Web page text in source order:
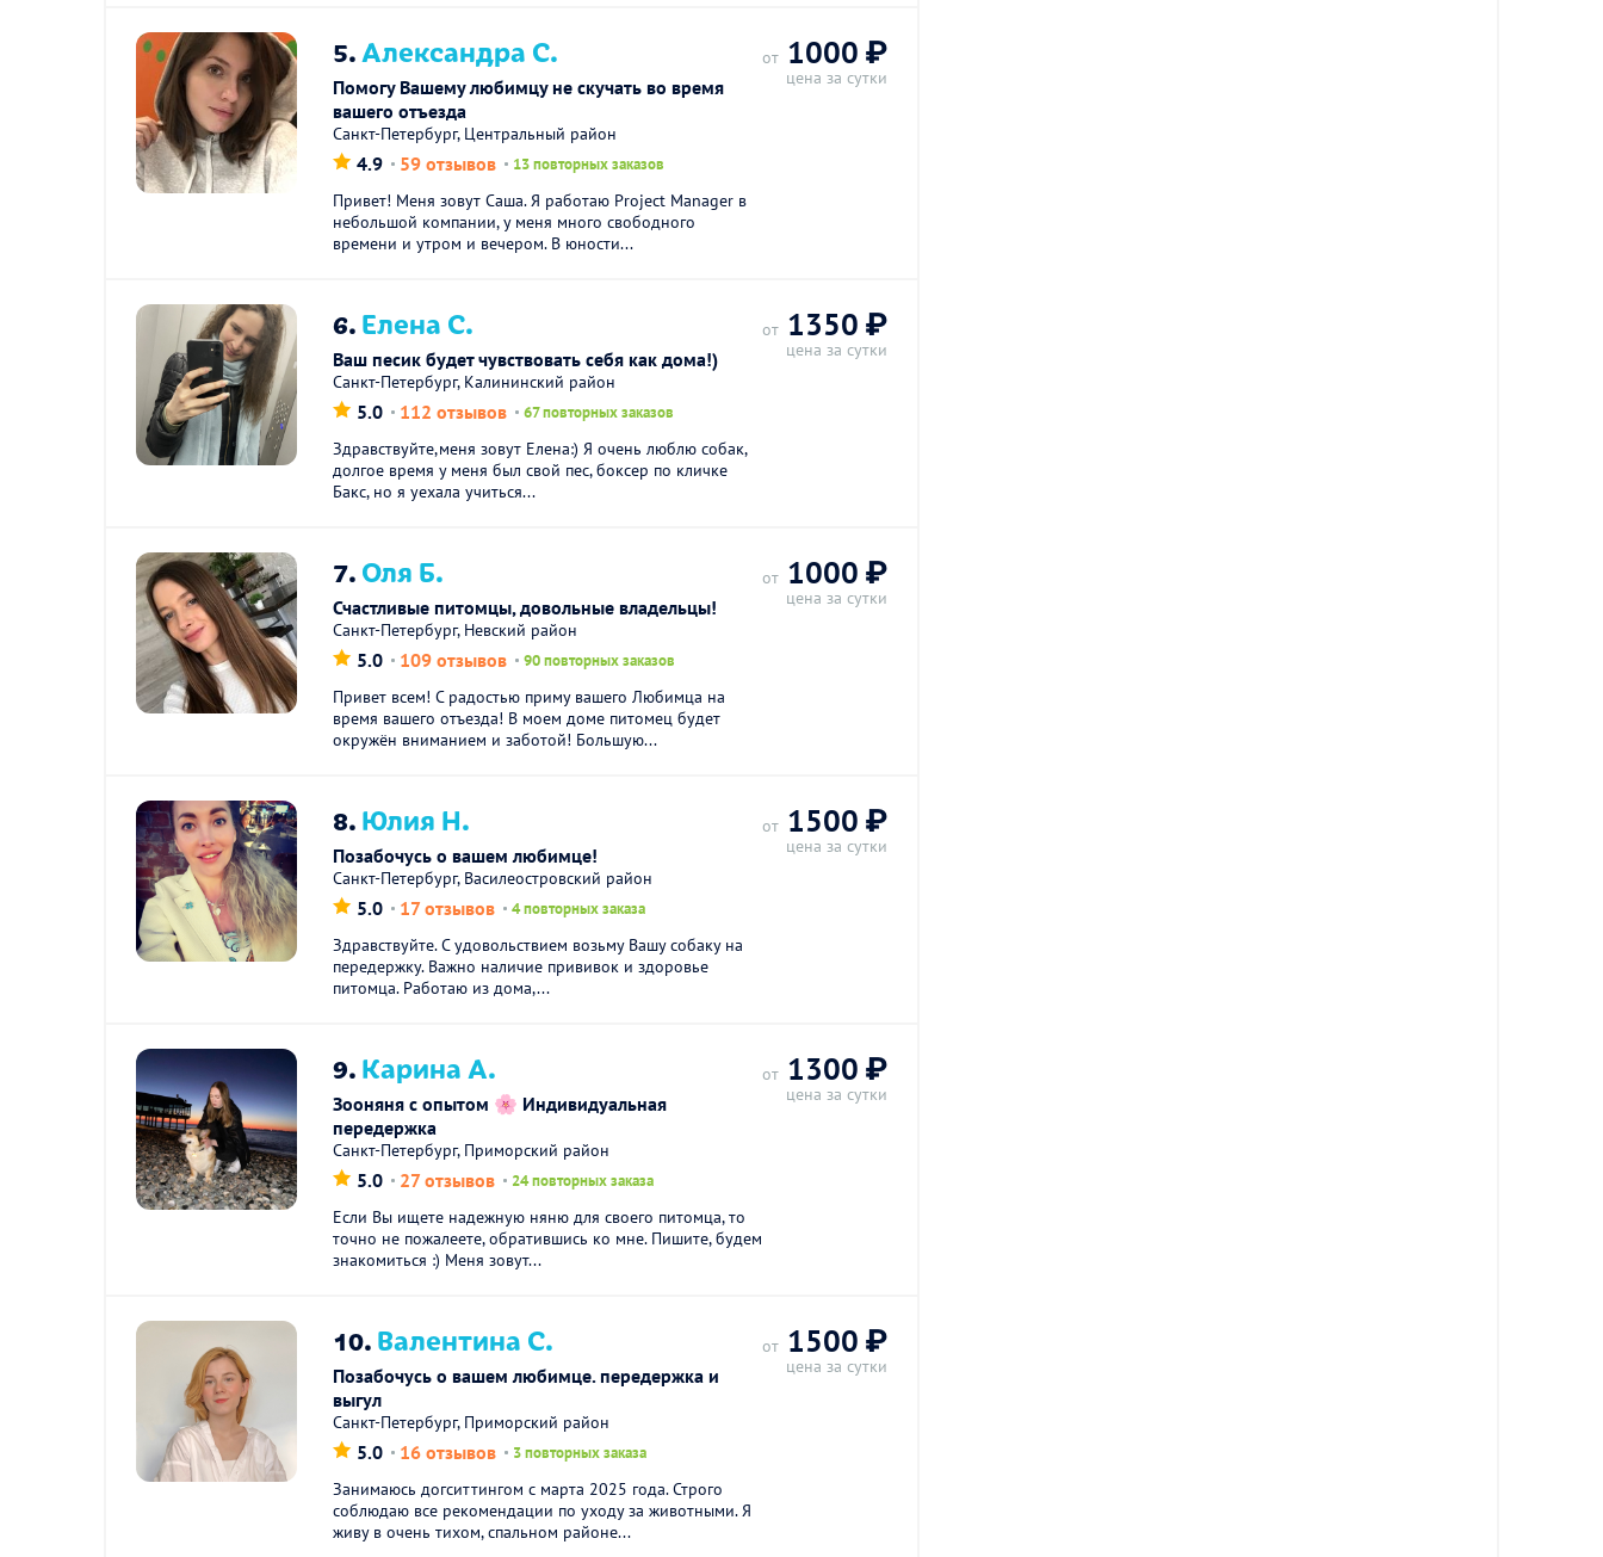
5.Александра С.
Помогу Вашему любимцу не скучать во время
вашего отъезда
Санкт-Петербург, Центральный район
4.9 59 отзывов 13 повторных заказов
Привет! Меня зовут Саша. Я работаю Project Manager в
небольшой компании, у меня много свободного
времени и утром и вечером. В юности...
от 1000 ₽
цена за сутки
6.Елена С.
Ваш песик будет чувствовать себя как дома!)
Санкт-Петербург, Калининский район
5.0 112 отзывов 67 повторных заказов
Здравствуйте,меня зовут Елена:) Я очень люблю собак,
долгое время у меня был свой пес, боксер по кличке
Бакс, но я уехала учиться...
от 1350 ₽
цена за сутки
7.Оля Б.
Счастливые питомцы, довольные владельцы!
Санкт-Петербург, Невский район
5.0 109 отзывов 90 повторных заказов
Привет всем! С радостью приму вашего Любимца на
время вашего отъезда! В моем доме питомец будет
окружён вниманием и заботой! Большую...
от 1000 ₽
цена за сутки
8.Юлия Н.
Позабочусь о вашем любимце!
Санкт-Петербург, Василеостровский район
5.0 17 отзывов 4 повторных заказа
Здравствуйте. С удовольствием возьму Вашу собаку на
передержку. Важно наличие прививок и здоровье
питомца. Работаю из дома,...
от 1500 ₽
цена за сутки
9.Карина А.
Зооняня с опытом 🌸 Индивидуальная
передержка
Санкт-Петербург, Приморский район
5.0 27 отзывов 24 повторных заказа
Если Вы ищете надежную няню для своего питомца, то
точно не пожалеете, обратившись ко мне. Пишите, будем
знакомиться :) Меня зовут...
от 1300 ₽
цена за сутки
10.Валентина С.
Позабочусь о вашем любимце. передержка и
выгул
Санкт-Петербург, Приморский район
5.0 16 отзывов 3 повторных заказа
Занимаюсь догситтингом с марта 2025 года. Строго
соблюдаю все рекомендации по уходу за животными. Я
живу в очень тихом, спальном районе...
от 1500 ₽
цена за сутки